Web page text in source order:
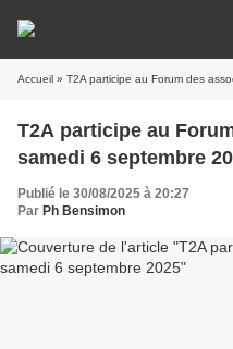
Accueil » T2A participe au Forum des
T2A participe au
samedi 6 septembre
Publié le 30/08/2025 à 20:27
Par Ph Bensimon